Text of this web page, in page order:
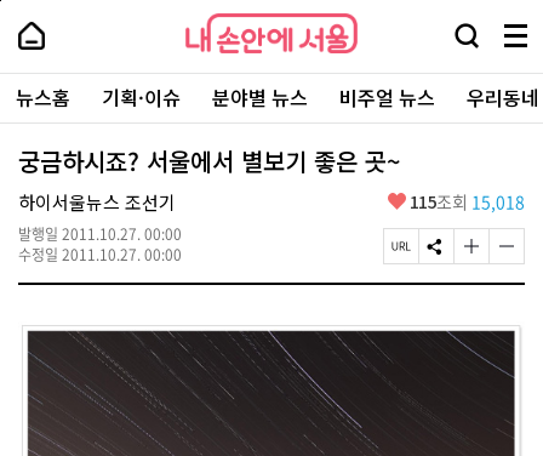
본
로
가
내
손
안
에
서
울
-
서
울
시
대
표
소
포
털
내
손
에
울
검
창
열
기
메
뉴
전
체
보
주
요
서
뉴스홈 기획·이슈 분야별 뉴스 비주얼 뉴스 우리동
궁금하시죠? 서울에서 별보기 좋은 곳~
하이서울뉴스 조선기
발행일 2011.10.27. 00:00
수정일 2011.10.27. 00:00
좋
요
115조회 15,018
페
이
R
사
S
N
유
글
자
크
게
글
자
작
변
하
기
페
상
단
로